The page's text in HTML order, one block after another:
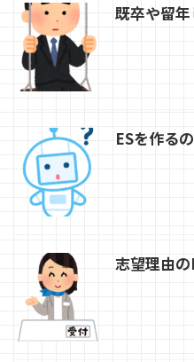
既卒や留
ESを作る
志望理由